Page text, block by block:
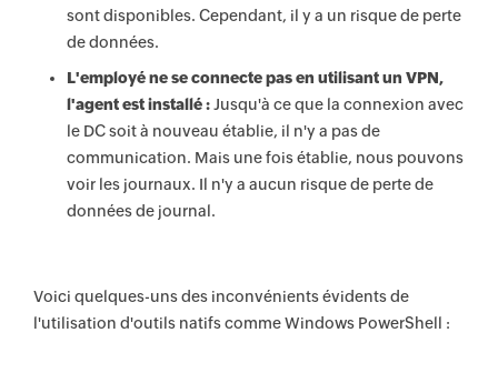
sont disponibles. Cependant, il y a un risque de perte
de données.
L'employé ne se connecte pas en utilisant un VPN,
l'agent est installé :Jusqu'à ce que la connexion avec
le DC soit à nouveau établie, il n'y a pas de
communication. Mais une fois établie, nous pouvons
voir les journaux. Il n'y a aucun risque de perte de
données de journal.
Voici quelques-uns des inconvénients évidents de
l'utilisation d'outils natifs comme Windows PowerShell :